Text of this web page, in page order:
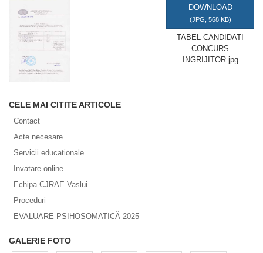
DOWNLOAD
(JPG, 568 KB)
TABEL CANDIDATI
CONCURS
INGRIJITOR.jpg
CELE MAI CITITE ARTICOLE
Contact
Acte necesare
Servicii educationale
Invatare online
Echipa CJRAE Vaslui
Proceduri
EVALUARE PSIHOSOMATICĂ 2025
GALERIE FOTO